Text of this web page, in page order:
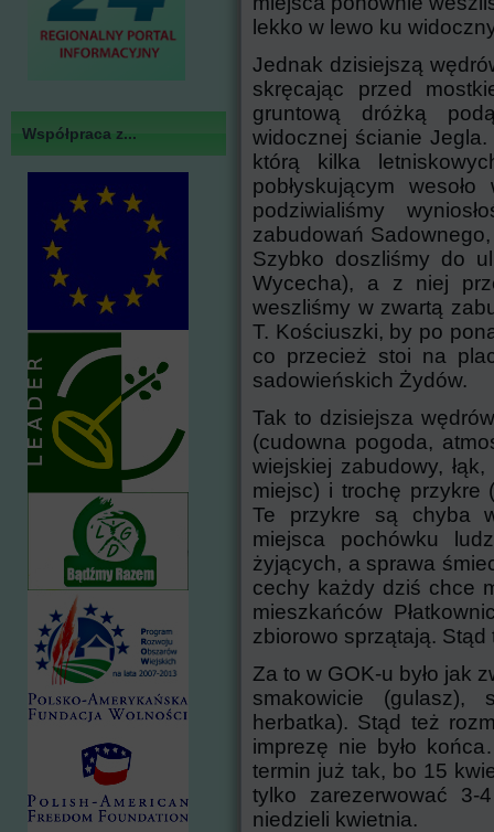
Współpraca z...
lekko w lewo ku
Jednak dzisiejszą
skręcając przed
gruntową dróżką
widocznej ścianie
którą kilka
pobłyskującym
podziwialiśmy
zabudowań
Szybko doszliśmy do
Wycecha), a z niej
weszliśmy w zwartą
T. Kościuszki, by po
co przecież stoi na
sadowieńskich Żydów.
Tak to dzisiejsza
(cudowna pogoda,
wiejskiej zabudowy,
miejsc) i trochę przykre
Te przykre są chyba
miejsca pochówku
żyjących, a sprawa
cechy każdy dziś chce
mieszkańców
zbiorowo sprzątają.
Za to w GOK-u było jak
smakowicie
herbatka). Stąd też
imprezę nie było
termin już tak, bo 15
tylko zarezerwować 3-
niedzieli kwietnia.